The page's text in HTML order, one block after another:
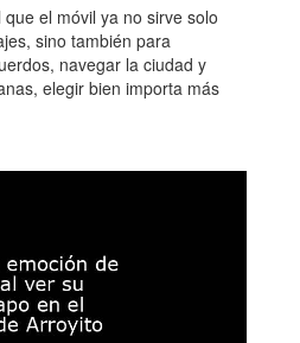
el móvil ya no sirve solo
sino también para
navegar la ciudad y
elegir bien importa más